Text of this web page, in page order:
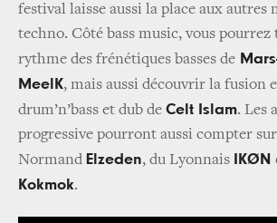
festival laisse aussi la place aux autres
techno. Côté bass music, vous pourrez
rythme des frénétiques basses de
MeelK, mais aussi découvrir la fusion
drum’n’bass et dub de Celt Islam. Les
progressive pourront aussi compter
Normand Elzeden, du Lyonnais IKØN
Kokmok.